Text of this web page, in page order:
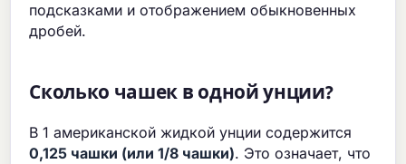
подсказками и отображением обыкновенных
дробей.
Сколько чашек в одной унции?
В 1 американской жидкой унции содержится
0,125 чашки (или 1/8 чашки). Это означает, что